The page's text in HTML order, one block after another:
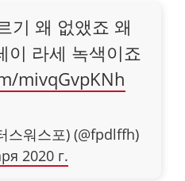
기 왜 없앴죠 왜
이 라세 녹색이죠
mivqGvpKNh
스워스포) (@fpdlffh)
2020 г.